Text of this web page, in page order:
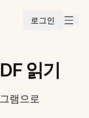
로그인
읽기
램으로